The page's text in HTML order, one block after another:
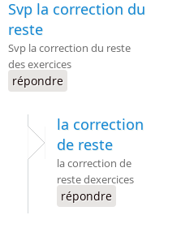
Svp la correction du
reste
Svp la correction du reste
des exercices
répondre
la correction
de reste
la correction de
reste dexercices
répondre